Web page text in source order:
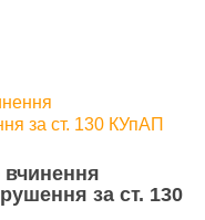
за ст. 130